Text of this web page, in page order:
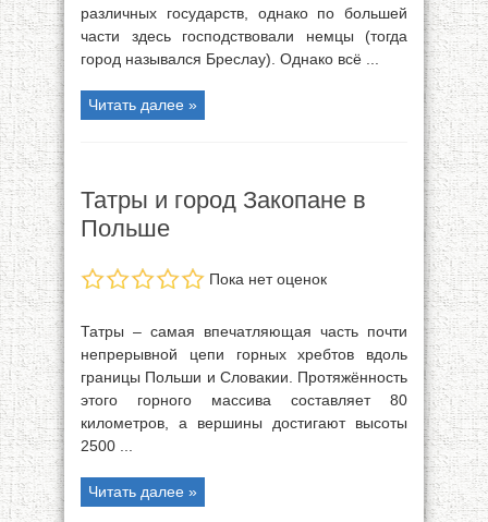
различных государств, однако по большей
части здесь господствовали немцы (тогда
город назывался Бреслау). Однако всё ...
Читать далее »
Татры и город Закопане в
Польше
Пока нет оценок
Татры – самая впечатляющая часть почти
непрерывной цепи горных хребтов вдоль
границы Польши и Словакии. Протяжённость
этого горного массива составляет 80
километров, а вершины достигают высоты
2500 ...
Читать далее »